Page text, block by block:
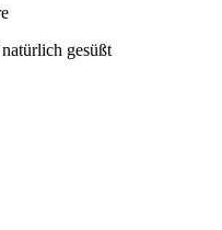
gesüßt